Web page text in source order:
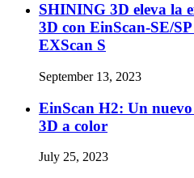
SHINING 3D eleva la
3D con EinScan-SE/
EXScan S
September 13, 2023
EinScan H2: Un nuevo
3D a color
July 25, 2023